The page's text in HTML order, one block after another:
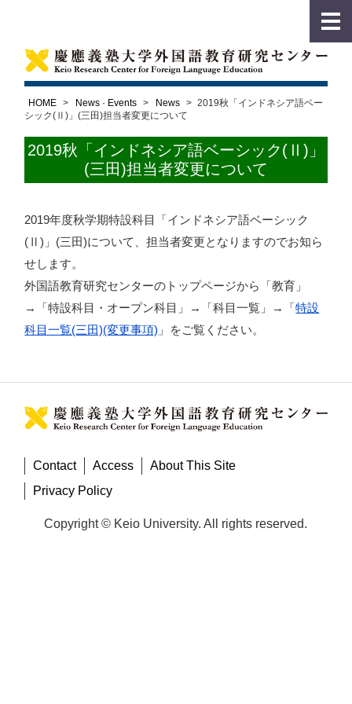
HOME > News · Events > News > 2019秋「インドネシア語ベー
シック(Ⅱ)」(三田)担当者変更について
2019秋「インドネシア語ベーシック(Ⅱ)」
(三田)担当者変更について
2019年度秋学期特設科目「インドネシア語ベーシック
(Ⅱ)」(三田)について、担当者変更となりますのでお知ら
せします。
外国語教育研究センターのトップページから「教育」
→「特設科目・オープン科目」→「科目一覧」→「特設
科目一覧(三田)(変更事項) 」をご覧ください。
Contact Access
About This Site
Privacy Policy
Copyright © Keio University. All rights reserved.